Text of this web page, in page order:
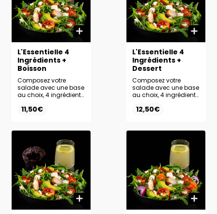
L'Essentielle 4
Ingrédients +
Boisson
Composez votre
salade avec une base
au choix, 4 ingrédients
votre choix.
choix pour un repas
complet et équilibré.
11,50€
L'Essentielle 4
Ingrédients +
Dessert
Composez votre
salade avec une base
au choix, 4 ingrédients
votre choix. Terminez
pour une touche
12,50€